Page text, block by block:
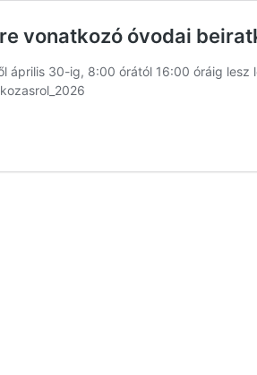
vonatkozó óvodai
április 30-ig, 8:00 órától 16:00 óráig